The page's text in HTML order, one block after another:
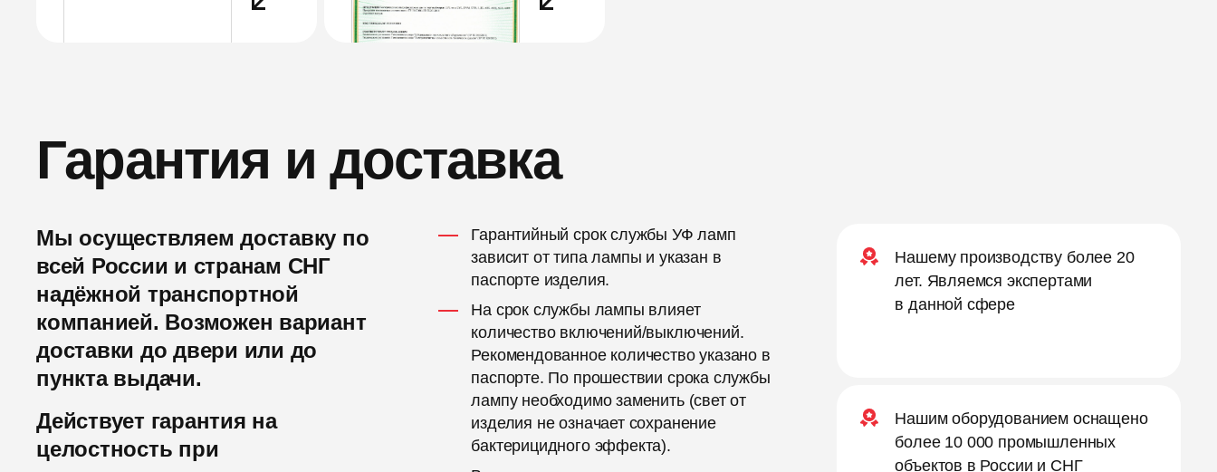
Гарантия и доставка
Мы осуществляем доставку по
всей России и странам СНГ
надёжной транспортной
компанией. Возможен вариант
доставки до двери или до
пункта выдачи.
Действует гарантия на
целостность при
Гарантийный срок службы УФ ламп
зависит от типа лампы и указан в
паспорте изделия.
На срок службы лампы влияет
количество включений/выключений.
Рекомендованное количество указано в
паспорте. По прошествии срока службы
лампу необходимо заменить (свет от
изделия не означает сохранение
бактерицидного эффекта).
Нашему производству более 20
лет. Являемся экспертами
в данной сфере
Нашим оборудованием оснащено
более 10 000 промышленных
объектов в России и СНГ